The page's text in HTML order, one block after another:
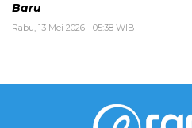
Baru
Rabu, 13 Mei 2026 - 05:38 WIB